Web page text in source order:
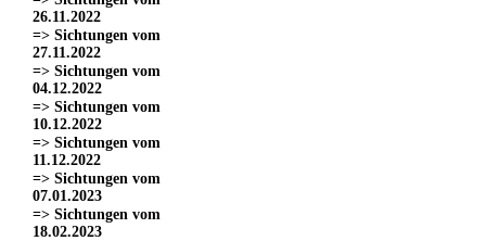
26.11.2022
=> Sichtungen vom
27.11.2022
=> Sichtungen vom
04.12.2022
=> Sichtungen vom
10.12.2022
=> Sichtungen vom
11.12.2022
=> Sichtungen vom
07.01.2023
=> Sichtungen vom
18.02.2023